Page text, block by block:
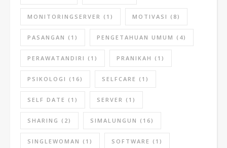
MONITORINGSERVER (1) MOTIVASI (8)
PASANGAN (1) PENGETAHUAN UMUM (4)
PERAWATANDIRI (1) PRANIKAH (1)
PSIKOLOGI (16) SELFCARE (1)
SELF DATE (1) SERVER (1)
SHARING (2) SIMALUNGUN (16)
SINGLEWOMAN (1) SOFTWARE (1)